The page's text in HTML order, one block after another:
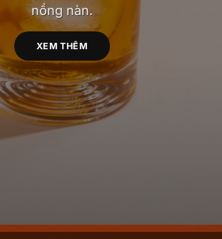
nồng nàn.
XEM THÊM